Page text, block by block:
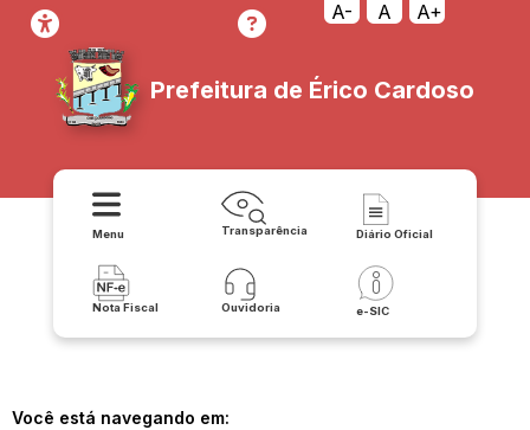
A- A A+
Prefeitura de Érico Cardoso
Menu Transparência Diário Oficial
Nota Fiscal Ouvidoria e-SIC
Você está navegando em: